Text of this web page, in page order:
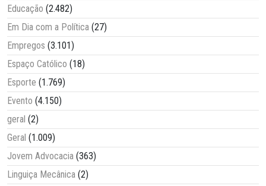
Educação (2.482)
Em Dia com a Política (27)
Empregos (3.101)
Espaço Católico (18)
Esporte (1.769)
Evento (4.150)
geral (2)
Geral (1.009)
Jovem Advocacia (363)
Linguiça Mecânica (2)